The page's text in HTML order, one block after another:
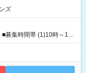
ズ
■募集時間帯 (1)10時～14
や大型連休勤務可能な方